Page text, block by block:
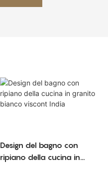
Design del bagno con
ripiano della cucina in